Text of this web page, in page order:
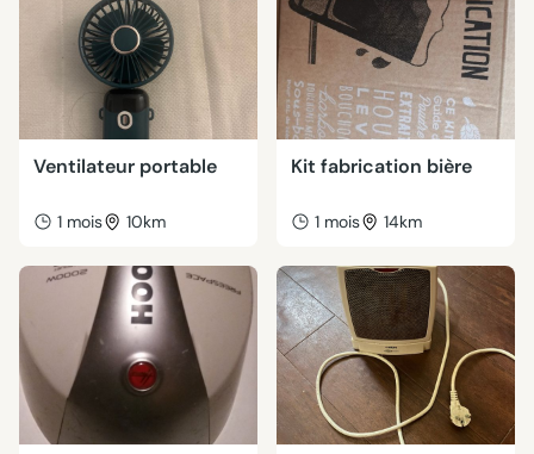
Ventilateur portable
1 mois 10km
Kit fabrication bière
1 mois 14km